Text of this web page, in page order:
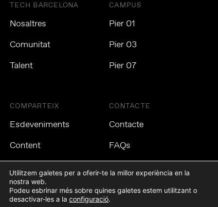
TECH BARCELONA
Nosaltres
Comunitat
Talent
CAMPUS
Pier 01
Pier 03
Pier 07
COMPARTEIX
Esdeveniments
Content
CONTACTE
Contacte
FAQs
Política de privacitat Política de cookies Avís Legal
Utilitzem galetes per a oferir-te la millor experiència en la
nostra web.
Podeu esbrinar més sobre quines galetes estem utilitzant o
desactivar-les a la configuració.